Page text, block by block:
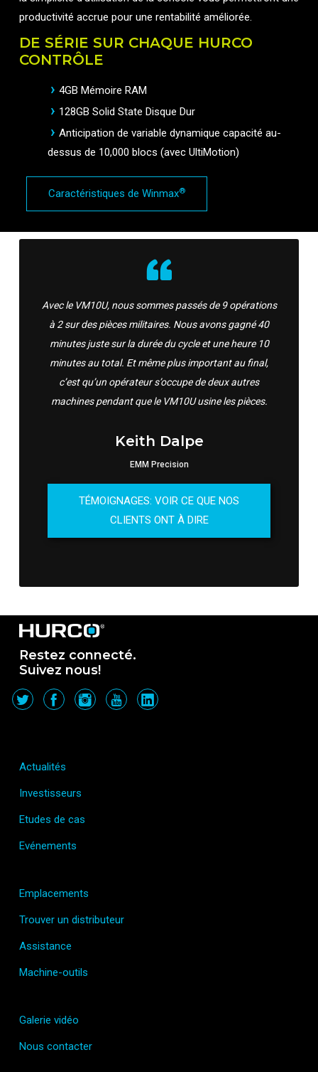
productivité accrue pour une rentabilité améliorée.
DE SÉRIE SUR CHAQUE HURCO
CONTRÔLE
4GB Mémoire RAM
128GB Solid State Disque Dur
Anticipation de variable dynamique capacité au-
dessus de 10,000 blocs (avec UltiMotion)
Caractéristiques de Winmax®
Avec le VM10U, nous sommes passés de 9 opérations
à 2 sur des pièces militaires. Nous avons gagné 40
minutes juste sur la durée du cycle et une heure 10
minutes au total. Et même plus important au final,
c’est qu’un opérateur s’occupe de deux autres
machines pendant que le VM10U usine les pièces.
Keith Dalpe
EMM Precision
TÉMOIGNAGES: VOIR CE QUE NOS
CLIENTS ONT À DIRE
Restez connecté.
Suivez nous!
Actualités
Investisseurs
Etudes de cas
Evénements
Emplacements
Trouver un distributeur
Assistance
Machine-outils
Galerie vidéo
Nous contacter